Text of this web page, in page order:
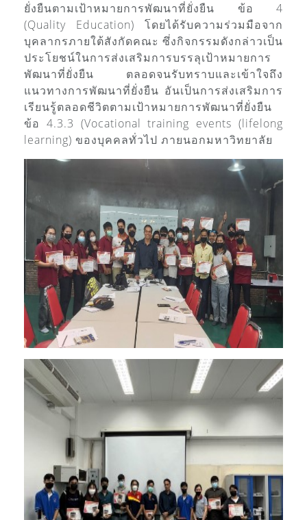
ยั่งยืนตามเป้าหมายการพัฒนาที่ยั่งยืน ข้อ 4
(Quality Education) โดยได้รับความร่วมมือจาก
บุคลากรภายใต้สังกัดคณะ ซึ่งกิจกรรมดังกล่าวเป็น
ประโยชน์ในการส่งเสริมการบรรลุเป้าหมายการ
พัฒนาที่ยั่งยืน ตลอดจนรับทราบและเข้าใจถึง
แนวทางการพัฒนาที่ยั่งยืน อันเป็นการส่งเสริมการ
เรียนรู้ตลอดชีวิตตามเป้าหมายการพัฒนาที่ยั่งยืน
ข้อ 4.3.3 (Vocational training events (lifelong
learning) ของบุคคลทั่วไป ภายนอกมหาวิทยาลัย